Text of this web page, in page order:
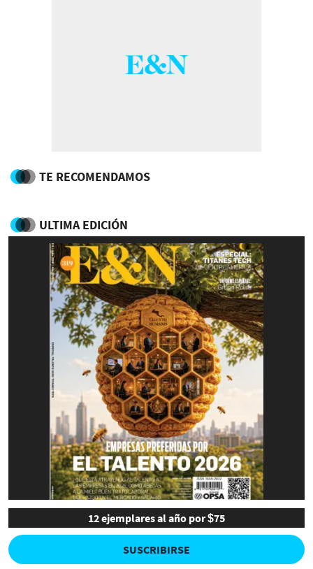
TE RECOMENDAMOS
ULTIMA EDICIÓN
12 ejemplares al año por $75
SUSCRIBIRSE